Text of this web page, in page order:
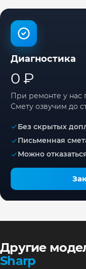
Диагностика
0 ₽
При ремонте у нас
Смету озвучим до
Без скрытых
Письменная
Можно
Другие
Sharp